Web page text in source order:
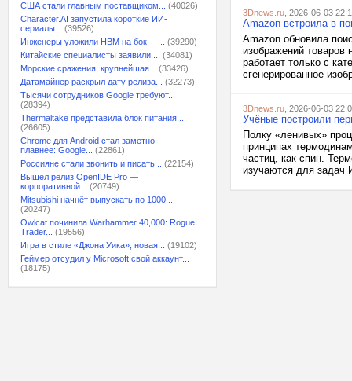
США стали главным поставщиком...
(40026)
Character.AI запустила короткие ИИ-
сериалы...
(39526)
Инженеры уложили HBM на бок —...
(39290)
Китайские специалисты заявили,...
(34081)
Морские сражения, крупнейшая...
(33426)
Датамайнер раскрыл дату релиза...
(32273)
Тысячи сотрудников Google требуют...
(28394)
Thermaltake представила блок питания,...
(26605)
Chrome для Android стал заметно
плавнее: Google...
(22861)
Россияне стали звонить и писать...
(22154)
Вышел релиз OpenIDE Pro —
корпоративной...
(20749)
Mitsubishi начнёт выпускать по 1000...
(20247)
Owlcat починила Warhammer 40,000: Rogue
Trader...
(19556)
Игра в стиле «Джона Уика», новая...
(19102)
Геймер отсудил у Microsoft свой аккаунт...
(18175)
3Dnews.ru , 2026-06-03
Amazon встроила в
Amazon обновила
изображений товаров
работает только с
сгенерированное
3Dnews.ru , 2026-06-03
Учёные построили
Полку «ленивых»
принципах
частиц, как спин.
изучаются для задач